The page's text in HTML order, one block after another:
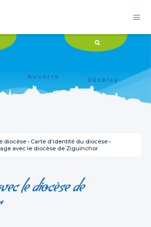

diocèse › Carte d'identité du diocèse ›
avec le diocèse de Ziguinchor
le diocèse de